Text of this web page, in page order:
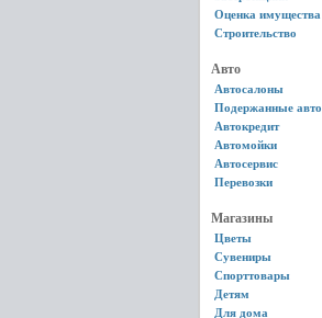
Оценка имущества
Строительство
Авто
Автосалоны
Подержанные авто
Автокредит
Автомойки
Автосервис
Перевозки
Магазины
Цветы
Сувениры
Спорттовары
Детям
Для дома